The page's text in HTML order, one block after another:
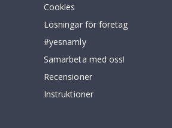
Cookies
Lösningar för företag
#yesnamly
Samarbeta med oss!
Recensioner
Instruktioner